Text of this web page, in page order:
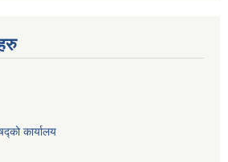
कार्यालय